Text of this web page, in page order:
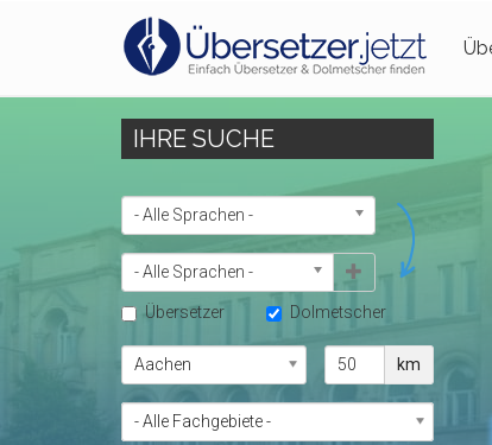
IHRE SUCHE
- Alle Sprachen -
- Alle Sprachen -
Übersetzer Dolmetscher
ENTFERNUNG
km
FACHGEBIET
- Alle Fachgebiete -